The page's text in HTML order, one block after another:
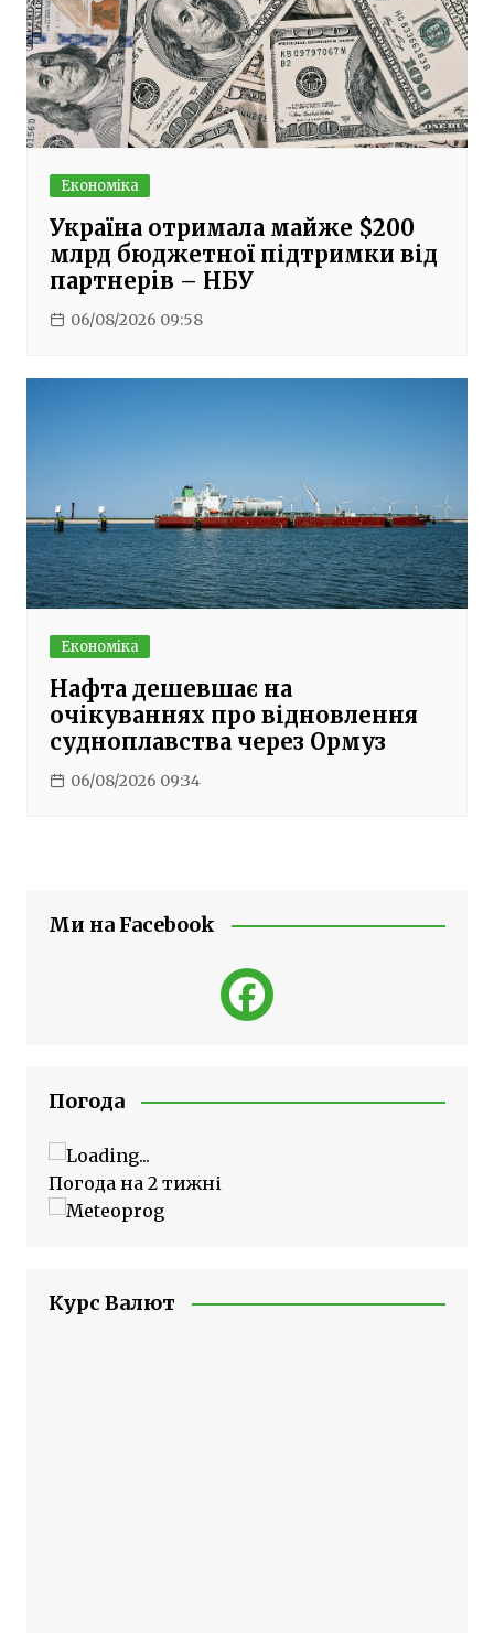
Економіка
Україна отримала майже $200
млрд бюджетної підтримки від
партнерів – НБУ
06/08/2026 09:58
Економіка
Нафта дешевшає на
очікуваннях про відновлення
судноплавства через Ормуз
06/08/2026 09:34
Ми на Facebook
Погода
Погода на 2 тижні
Курс Валют